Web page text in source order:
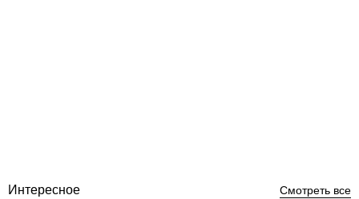
Интересное Смотреть все